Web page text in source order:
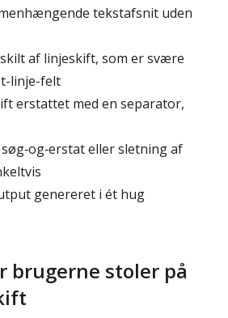
tekstafsnit uden
af linjeskift, som er svære
linje-felt
erstattet med en separator,
eller sletning af
genereret i ét hug
brugerne stoler på